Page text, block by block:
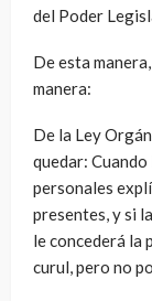
del Poder
De esta
manera:
De la Ley
quedar:
personales
presentes, y si
le concederá la
curul, pero no